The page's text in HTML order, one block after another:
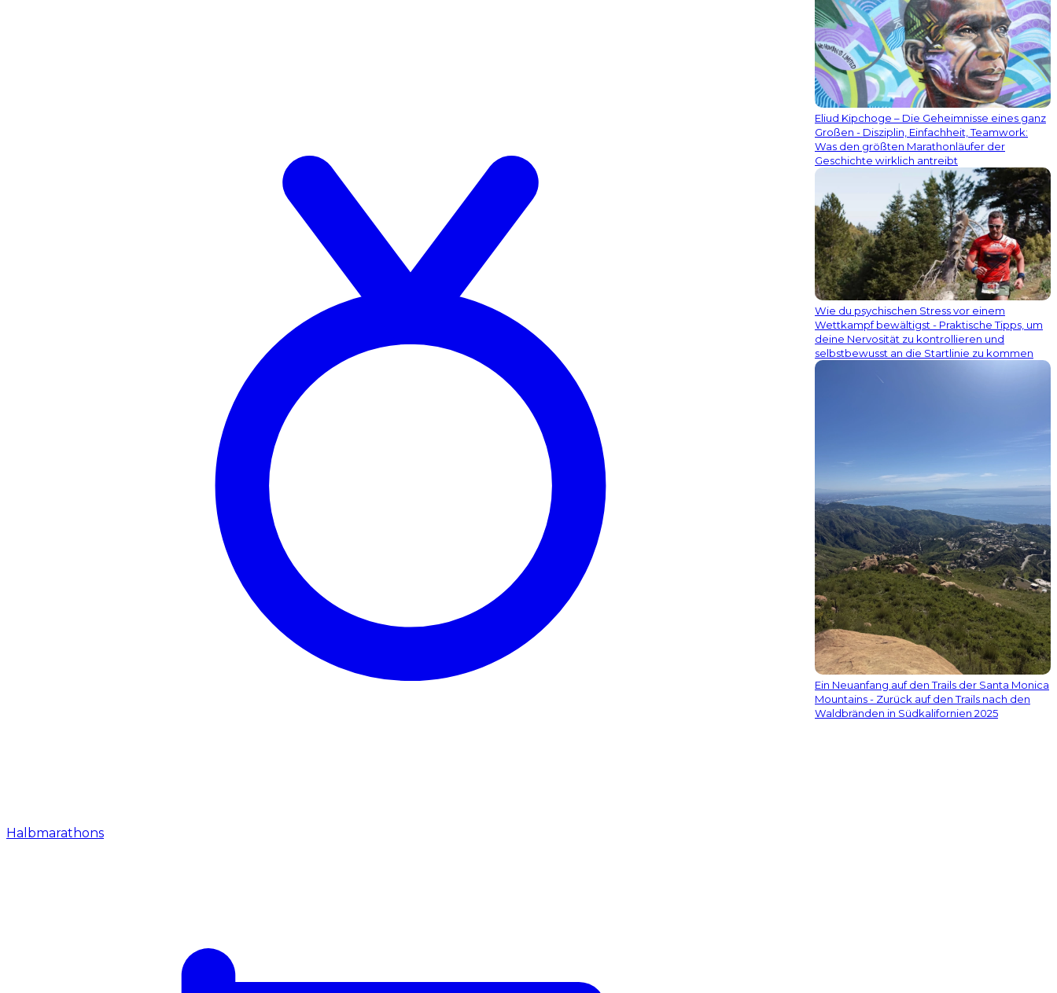
Halbmarathons
Eliud Kipchoge – Die Geheimnisse eines ganz
Großen - Disziplin, Einfachheit, Teamwork:
Was den größten Marathonläufer der
Geschichte wirklich antreibt
Wie du psychischen Stress vor einem
Wettkampf bewältigst - Praktische Tipps, um
deine Nervosität zu kontrollieren und
selbstbewusst an die Startlinie zu kommen
Ein Neuanfang auf den Trails der Santa Monica
Mountains - Zurück auf den Trails nach den
Waldbränden in Südkalifornien 2025